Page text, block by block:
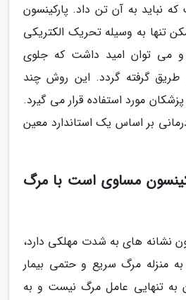
نباید به آن تن داد. پارکینسون
تنها به وسیله تحریک الکتریکی
می توان امید داشت که جلوی
طریق گرفته گردد. این روش چند
مورد استفاده قرار می گیرد.
بر اساس یک استاندارد معین
مساوی است با مرگ
نشانه های به شدت مهلکی دارد،
منزله مرگ سریع و حتمی بیمار
به تنهایی عامل مرگ نیست و به